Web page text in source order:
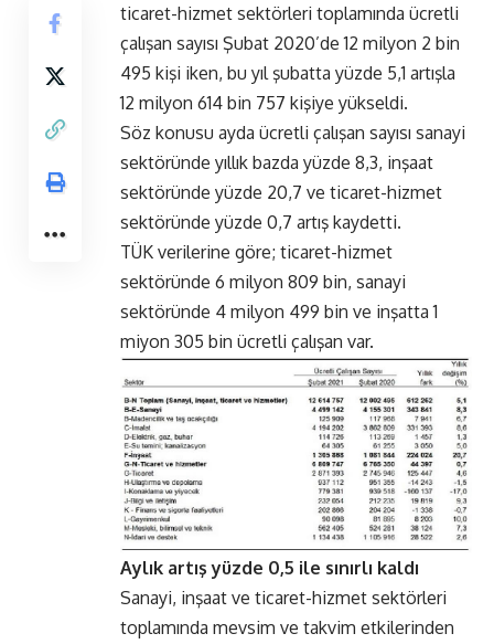
ticaret-hizmet sektörleri toplamında ücretli
çalışan sayısı Şubat 2020’de 12 milyon 2 bin
495 kişi iken, bu yıl şubatta yüzde 5,1 artışla
12 milyon 614 bin 757 kişiye yükseldi.
Söz konusu ayda ücretli çalışan sayısı sanayi
sektöründe yıllık bazda yüzde 8,3, inşaat
sektöründe yüzde 20,7 ve ticaret-hizmet
sektöründe yüzde 0,7 artış kaydetti.
TÜK verilerine göre; ticaret-hizmet
sektöründe 6 milyon 809 bin, sanayi
sektöründe 4 milyon 499 bin ve inşatta 1
miyon 305 bin ücretli çalışan var.
Aylık artış yüzde 0,5 ile sınırlı kaldı
Sanayi, inşaat ve ticaret-hizmet sektörleri
toplamında mevsim ve takvim etkilerinden